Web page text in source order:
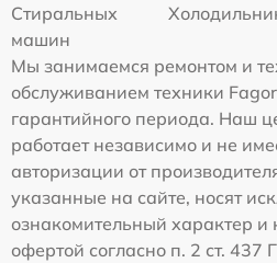
Стиральных
машин
Мы занимаемся ремонтом и
обслуживанием техники
гарантийного периода. Наш
работает независимо и не
авторизации от
указанные на сайте, носят
ознакомительный характер и
офертой согласно п. 2 ст.